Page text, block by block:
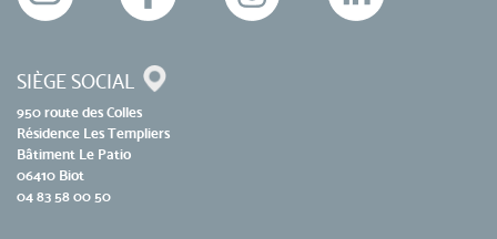
SIÈGE SOCIAL
950 route des Colles
Résidence Les Templiers
Bâtiment Le Patio
06410 Biot
04 83 58 00 50